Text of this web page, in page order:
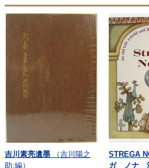
吉川素亮遺墨
（吉川陽之
助:編）
STREGA
ガ ノナ